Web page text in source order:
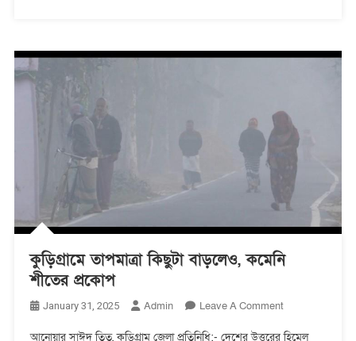
কুড়িগ্রামে তাপমাত্রা কিছুটা বাড়লেও, কমেনি
শীতের প্রকোপ
January 31, 2025 Admin Leave A CommentOn
আনোয়ার সাঈদ তিতু, কুড়িগ্রাম জেলা প্রতিনিধি:- দেশের উত্তরের হিমেল